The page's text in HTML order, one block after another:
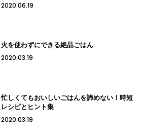
2020.06.19
火を使わずにできる絶品ごはん
2020.03.19
忙しくてもおいしいごはんを諦めない！時短
レシピとヒント集
2020.03.19